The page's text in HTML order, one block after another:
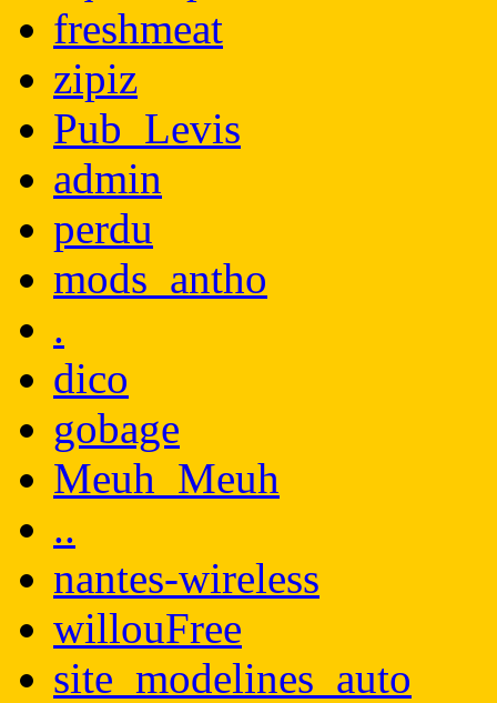
freshmeat
zipiz
Pub_Levis
admin
perdu
mods_antho
.
dico
gobage
Meuh_Meuh
..
nantes-wireless
willouFree
site_modelines_auto